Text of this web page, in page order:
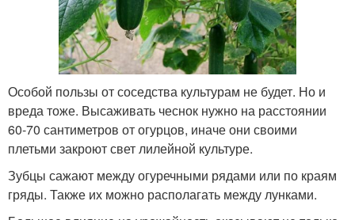
Особой пользы от соседства культурам не будет. Но и
вреда тоже. Высаживать чеснок нужно на расстоянии
60-70 сантиметров от огурцов, иначе они своими
плетьми закроют свет лилейной культуре.
Зубцы сажают между огуречными рядами или по краям
гряды. Также их можно располагать между лунками.